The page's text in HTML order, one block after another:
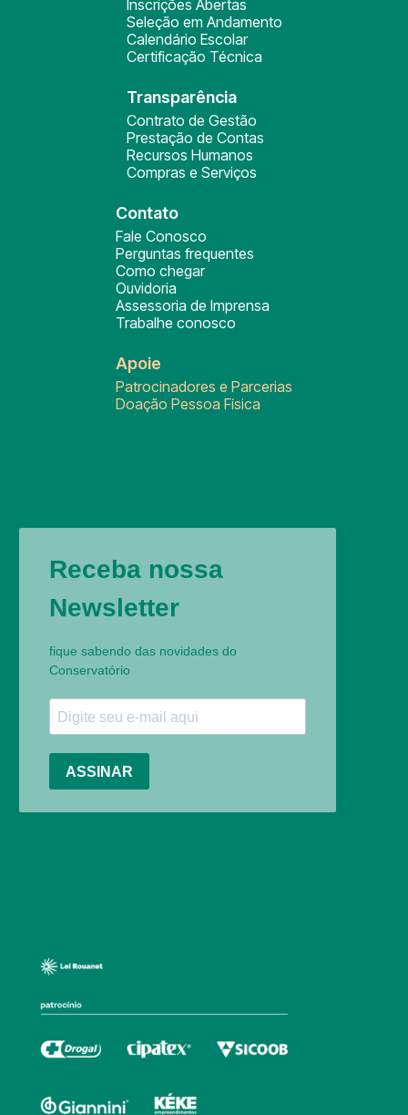
Inscrições Abertas
Seleção em Andamento
Calendário Escolar
Certificação Técnica
Transparência
Contrato de Gestão
Prestação de Contas
Recursos Humanos
Compras e Serviços
Contato
Fale Conosco
Perguntas frequentes
Como chegar
Ouvidoria
Assessoria de Imprensa
Trabalhe conosco
Apoie
Patrocinadores e Parcerias
Doação Pessoa Física